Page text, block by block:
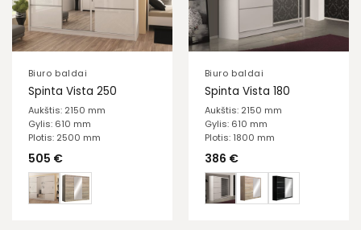
Biuro baldai
Spinta Vista 250
Aukštis: 2150 mm
Gylis: 610 mm
Plotis: 2500 mm
505 €
Biuro baldai
Spinta Vista 180
Aukštis: 2150 mm
Gylis: 610 mm
Plotis: 1800 mm
386 €